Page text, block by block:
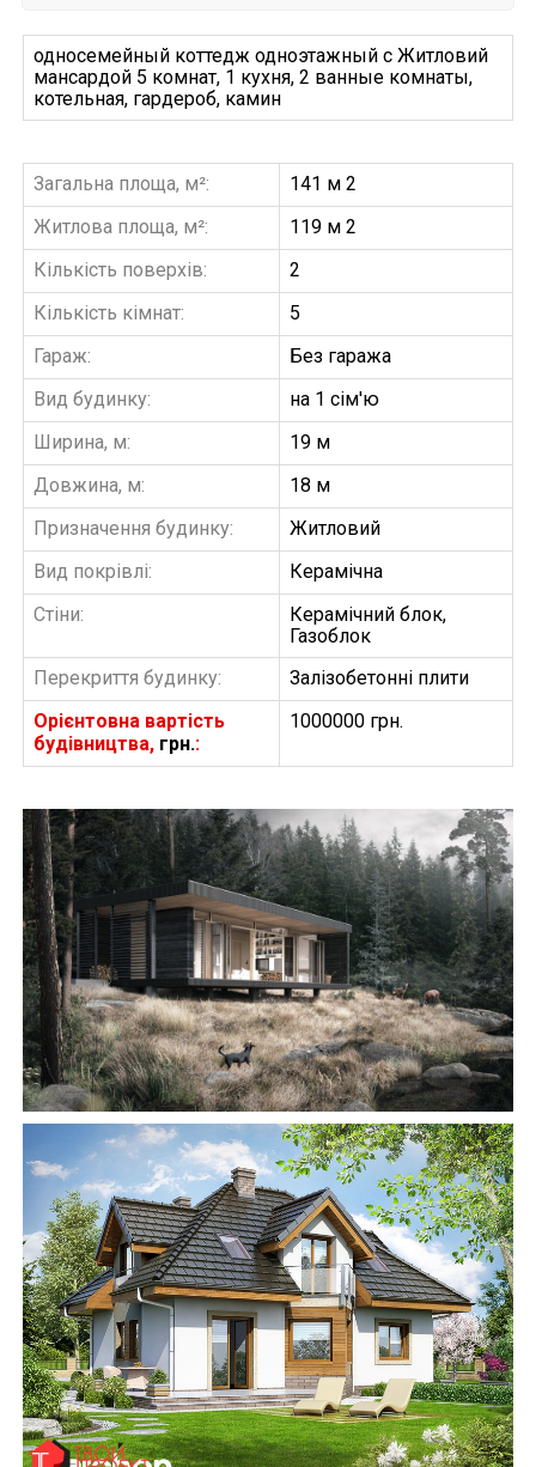
односемейный коттедж одноэтажный с Житловий
мансардой 5 комнат, 1 кухня, 2 ванные комнаты,
котельная, гардероб, камин
Загальна площа, м²:
141 м 2
Житлова площа, м²:
119 м 2
Кількість поверхів:
2
Кількість кімнат:
5
Гараж:
Без гаража
Вид будинку:
на 1 сім'ю
Ширина, м:
19 м
Довжина, м:
18 м
Призначення будинку:
Житловий
Вид покрівлі:
Керамічна
Стіни:
Керамічний блок,
Газоблок
Перекриття будинку:
Залізобетонні плити
Орієнтовна вартість
будівництва, грн.:
1000000 грн.
БУДІВНИЦТВО БУДИНКІВ
З
АББ”ТВІЙ ПРОЕКТ”
Замовити будівництво